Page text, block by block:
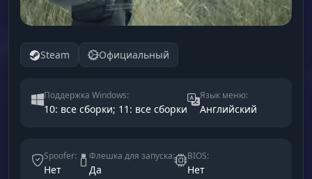
Steam Официальный
Поддержка Windows:
10: все сборки; 11: все сборки
Язык меню:
Английский
Spoofer:
Нет
Флешка для запуска:
Да
BIOS:
Нет